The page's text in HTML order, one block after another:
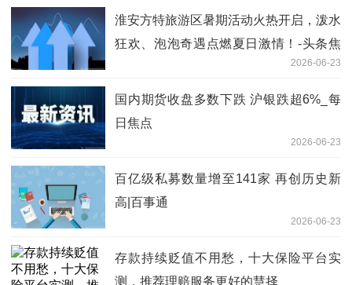
淮安方特旅游区暑期活动火热开启，泼水
狂欢、泡泡奇遇点燃夏日激情！-头条焦
2026-06-23
国内期货收盘多数下跌 沪银跌超6%_每
日焦点
2026-06-23
百亿级私募数量增至141家 再创历史新
高|百事通
2026-06-23
存款持续贬值不用愁，十大保险平台实
测，推荐理赔服务更好的慧择